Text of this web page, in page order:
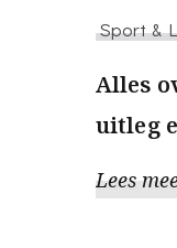
Sport &
Alles
uitleg
Lees